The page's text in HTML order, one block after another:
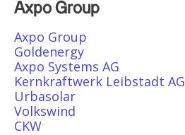
Axpo Group
Axpo Group
Goldenergy
Axpo Systems AG
Kernkraftwerk Leibstadt AG
Urbasolar
Volkswind
CKW